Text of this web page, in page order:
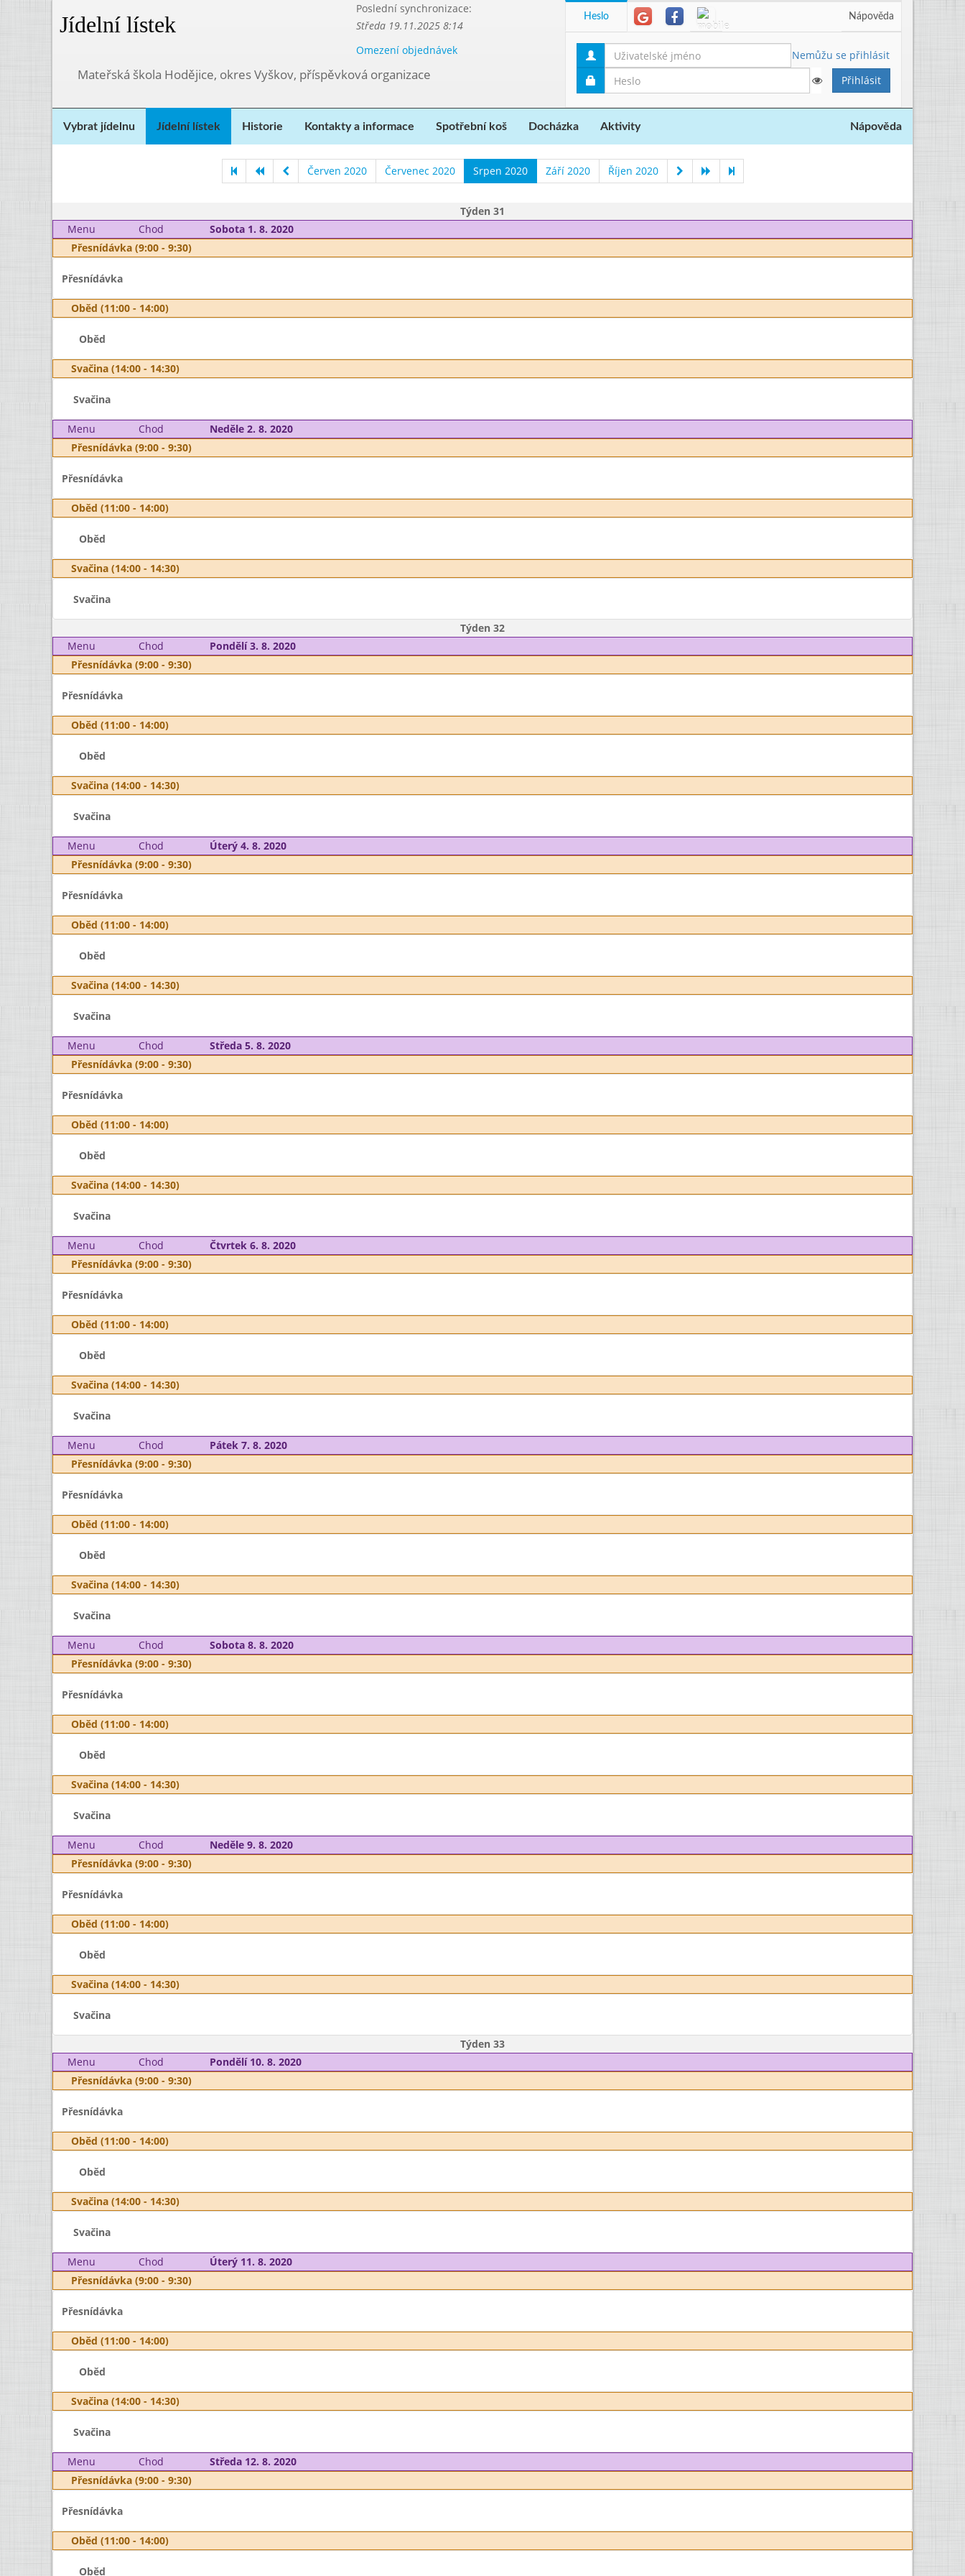
Jídelní lístek
Poslední synchronizace:
Středa 19.11.2025 8:14
Omezení objednávek
Mateřská škola Hodějice, okres Vyškov, příspěvková organizace
Heslo Nápověda
Nemůžu se přihlásit
Vybrat jídelnu Jídelní lístek Historie Kontakty a informace Spotřební koš Docházka Aktivity Nápověda
Červen 2020 Červenec 2020 Srpen 2020 Září 2020 Říjen 2020
Týden 31
Menu
Chod
Sobota 1. 8. 2020
Přesnídávka (9:00 - 9:30)
Přesnídávka
Oběd (11:00 - 14:00)
Oběd
Svačina (14:00 - 14:30)
Svačina
Menu Chod
Neděle 2. 8. 2020
Přesnídávka (9:00 - 9:30)
Přesnídávka
Oběd (11:00 - 14:00)
Oběd
Svačina (14:00 - 14:30)
Svačina
Týden 32
Menu
Chod
Pondělí 3. 8. 2020
Přesnídávka (9:00 - 9:30)
Přesnídávka
Oběd (11:00 - 14:00)
Oběd
Svačina (14:00 - 14:30)
Svačina
Menu Chod
Úterý 4. 8. 2020
Přesnídávka (9:00 - 9:30)
Přesnídávka
Oběd (11:00 - 14:00)
Oběd
Svačina (14:00 - 14:30)
Svačina
Menu Chod
Středa 5. 8. 2020
Přesnídávka (9:00 - 9:30)
Přesnídávka
Oběd (11:00 - 14:00)
Oběd
Svačina (14:00 - 14:30)
Svačina
Menu Chod
Čtvrtek 6. 8. 2020
Přesnídávka (9:00 - 9:30)
Přesnídávka
Oběd (11:00 - 14:00)
Oběd
Svačina (14:00 - 14:30)
Svačina
Menu Chod
Pátek 7. 8. 2020
Přesnídávka (9:00 - 9:30)
Přesnídávka
Oběd (11:00 - 14:00)
Oběd
Svačina (14:00 - 14:30)
Svačina
Menu Chod
Sobota 8. 8. 2020
Přesnídávka (9:00 - 9:30)
Přesnídávka
Oběd (11:00 - 14:00)
Oběd
Svačina (14:00 - 14:30)
Svačina
Menu Chod
Neděle 9. 8. 2020
Přesnídávka (9:00 - 9:30)
Přesnídávka
Oběd (11:00 - 14:00)
Oběd
Svačina (14:00 - 14:30)
Svačina
Týden 33
Menu
Chod
Pondělí 10. 8. 2020
Přesnídávka (9:00 - 9:30)
Přesnídávka
Oběd (11:00 - 14:00)
Oběd
Svačina (14:00 - 14:30)
Svačina
Menu Chod
Úterý 11. 8. 2020
Přesnídávka (9:00 - 9:30)
Přesnídávka
Oběd (11:00 - 14:00)
Oběd
Svačina (14:00 - 14:30)
Svačina
Menu Chod
Středa 12. 8. 2020
Přesnídávka (9:00 - 9:30)
Přesnídávka
Oběd (11:00 - 14:00)
Oběd